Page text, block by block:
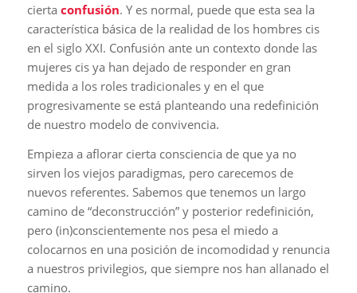
cierta confusión. Y es normal, puede que esta sea la
característica básica de la realidad de los hombres cis
en el siglo XXI. Confusión ante un contexto donde las
mujeres cis ya han dejado de responder en gran
medida a los roles tradicionales y en el que
progresivamente se está planteando una redefinición
de nuestro modelo de convivencia.
Empieza a aflorar cierta consciencia de que ya no
sirven los viejos paradigmas, pero carecemos de
nuevos referentes. Sabemos que tenemos un largo
camino de “deconstrucción” y posterior redefinición,
pero (in)conscientemente nos pesa el miedo a
colocarnos en una posición de incomodidad y renuncia
a nuestros privilegios, que siempre nos han allanado el
camino.